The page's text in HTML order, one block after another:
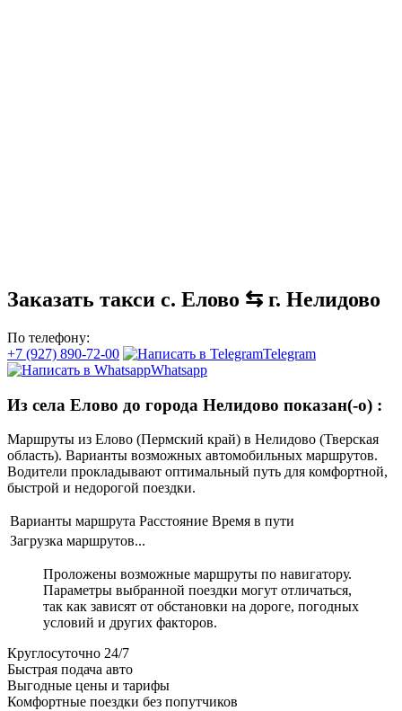
Заказать такси с. Елово ⇆ г. Нелидово
По телефону:
+7 (927) 890-72-00
Telegram
Whatsapp
Из села Елово до города Нелидово показан(-о) :
Маршруты из Елово (Пермский край) в Нелидово (Тверская
область). Варианты возможных автомобильных маршрутов.
Водители прокладывают оптимальный путь для комфортной,
быстрой и недорогой поездки.
Варианты маршрута Расстояние Время в пути
Загрузка маршрутов...
Проложены возможные маршруты по навигатору.
Параметры выбранной поездки могут отличаться,
так как зависят от обстановки на дороге, погодных
условий и других факторов.
Круглосуточно 24/7
Быстрая подача авто
Выгодные цены и тарифы
Комфортные поездки без попутчиков